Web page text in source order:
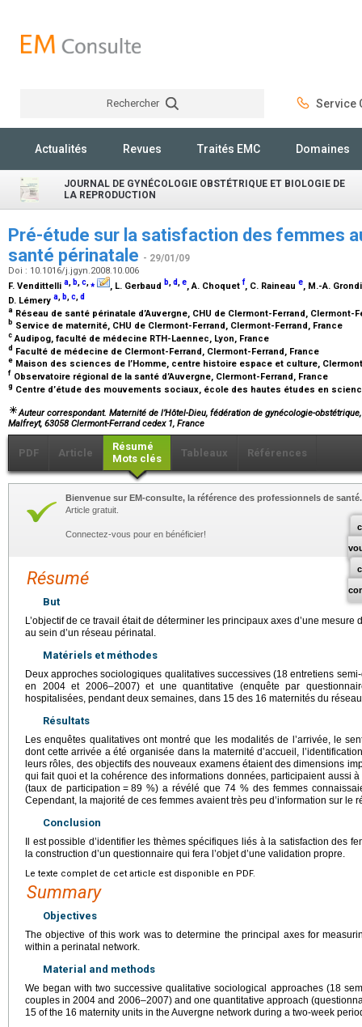
Rechercher Service
Actualités Revues Traités EMC Domaines
JOURNAL DE GYNÉCOLOGIE OBSTÉTRIQUE ET BIOLOGIE DE
LA REPRODUCTION
Pré-étude sur la satisfaction des femmes
santé périnatale - 29/01/09
Doi : 10.1016/j.jgyn.2008.10.006
F. Vendittelli a, b,c,⁎ , L. Gerbaud b,d,e, A. Choquet f, C. Raineau e, M.-A.
D. Lémery a b c d
a Réseau de santé périnatale d’Auvergne, CHU de Clermont-Ferrand, Clermont-
b Service de maternité, CHU de Clermont-Ferrand, Clermont-Ferrand, France
c Audipog, faculté de médecine RTH-Laennec, Lyon, France
d Faculté de médecine de Clermont-Ferrand, Clermont-Ferrand, France
e Maison des sciences de l’Homme, centre histoire espace et culture,
f Observatoire régional de la santé d’Auvergne, Clermont-Ferrand, France
g Centre d’étude des mouvements sociaux, école des hautes études en
Auteur correspondant. Maternité de l’Hôtel-Dieu, fédération de gynécologie-
Malfreyt, 63058 Clermont-Ferrand cedex 1, France
PDF Article
Résumé
Mots clés
Tableaux Références
Bienvenue sur EM-consulte, la référence des professionnels de santé.
Article gratuit.
Connectez-vous pour en bénéficier!
Résumé
But
L’objectif de ce travail était de déterminer les principaux axes d’une
au sein d’un réseau périnatal.
Matériels et méthodes
Deux approches sociologiques qualitatives successives (18 entretiens
en 2004 et 2006–2007) et une quantitative (enquête par
hospitalisées, pendant deux semaines, dans 15 des 16 maternités du
Résultats
Les enquêtes qualitatives ont montré que les modalités de l’arrivée, le
dont cette arrivée a été organisée dans la maternité d’accueil,
leurs rôles, des objectifs des nouveaux examens étaient des dimensions
qui fait quoi et la cohérence des informations données, participaient aussi à
(taux de participation = 89 %) a révélé que 74 % des femmes
Cependant, la majorité de ces femmes avaient très peu d’information sur le
Conclusion
Il est possible d’identifier les thèmes spécifiques liés à la satisfaction des
la construction d’un questionnaire qui fera l’objet d’une validation propre.
Le texte complet de cet article est disponible en PDF.
Summary
Objectives
The objective of this work was to determine the principal axes for
within a perinatal network.
Material and methods
We began with two successive qualitative sociological approaches (18
couples in 2004 and 2006–2007) and one quantitative approach
15 of the 16 maternity units in the Auvergne network during a two-week